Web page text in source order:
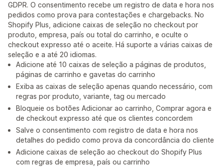
GDPR. O consentimento recebe um registro de data e hora nos
pedidos como prova para contestações e chargebacks. No
Shopify Plus, adicione caixas de seleção no checkout por
produto, empresa, país ou total do carrinho, e oculte o
checkout expresso até o aceite. Há suporte a várias caixas de
seleção e a até 20 idiomas.
Adicione até 10 caixas de seleção a páginas de produtos,
páginas de carrinho e gavetas do carrinho
Exiba as caixas de seleção apenas quando necessário, com
regras por produto, variante, tag ou mercado
Bloqueie os botões Adicionar ao carrinho, Comprar agora e
de checkout expresso até que os clientes concordem
Salve o consentimento com registro de data e hora nos
detalhes do pedido como prova da concordância do cliente
Adicione caixas de seleção ao checkout do Shopify Plus
com regras de empresa, país ou carrinho